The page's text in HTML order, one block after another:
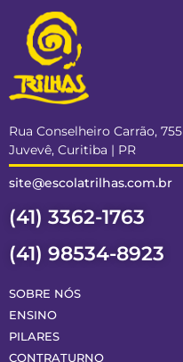
Rua Conselheiro Carrão, 755
Juvevê, Curitiba | PR
site@escolatrilhas.com.br
(41) 3362-1763
(41) 98534-8923
SOBRE NÓS
ENSINO
PILARES
CONTRATURNO